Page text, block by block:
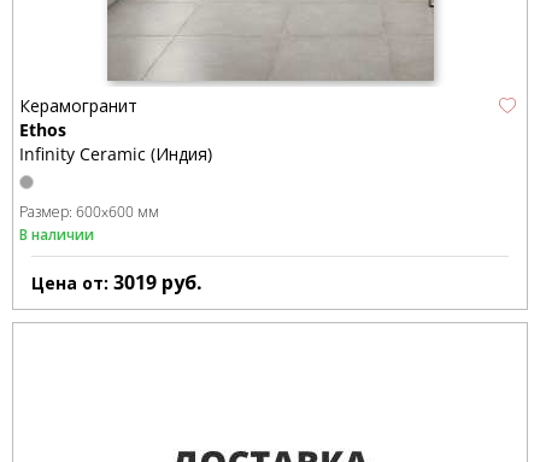
Керамогранит
Ethos
Infinity Ceramic (Индия)
Размер: 600x600 мм
В наличии
Цена от: 3019 руб.